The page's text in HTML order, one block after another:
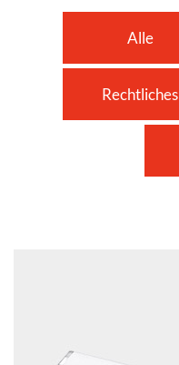
Alle
Rechtliches